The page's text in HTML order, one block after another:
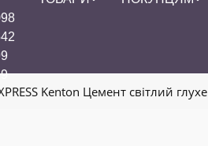
Kenton Цемент світлий глухе